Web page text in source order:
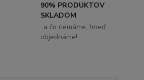
90% PRODUKTOV
SKLADOM
..a čo nemáme, hneď
objednáme!